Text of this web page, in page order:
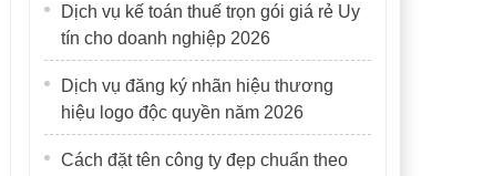
Dịch vụ kế toán thuế trọn gói giá rẻ Uy
tín cho doanh nghiệp 2026
Dịch vụ đăng ký nhãn hiệu thương
hiệu logo độc quyền năm 2026
Cách đặt tên công ty đẹp chuẩn theo